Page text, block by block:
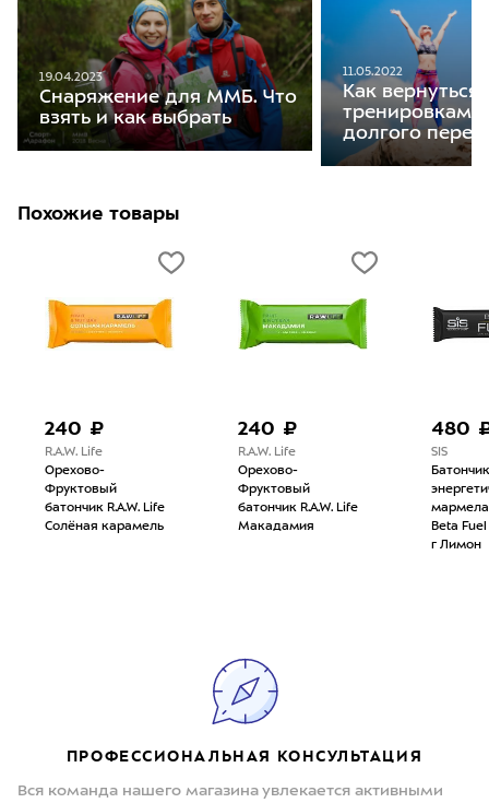
19.04.2023
Снаряжение для ММБ. Что
взять и как выбрать
11.05.2022
Как вернуться
тренировкам
долгого
Похожие товары
240 ₽
R.A.W. Life
Орехово-
Фруктовый
батончик R.A.W. Life
Солёная карамель
240 ₽
R.A.W. Life
Орехово-
Фруктовый
батончик R.A.W. Life
Макадамия
480
SIS
Батончик
Beta
г Лимон
ПРОФЕССИОНАЛЬНАЯ КОНСУЛЬТАЦИЯ
Вся команда нашего магазина увлекается активными